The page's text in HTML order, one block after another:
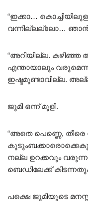
“ഇക്കാ…
വന്നില്ലല്ലോ… ഞാൻ
“അറിയില്ല. കഴിഞ്ഞ
എന്തായാലും
ഇഷ്ടമുണ്ടാവില്ല.
ജുമി ഒന്ന് മൂളി.
“അതെ പെണ്ണെ, തീരെ
നല്ല ഉറക്കവും
ബെഡിലേക്ക്
പക്ഷെ ജുമിയുടെ